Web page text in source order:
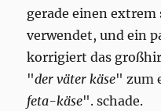
gerade einen
verwendet, und ein
korrigiert das
"der väter käse" zum
feta-käse". schade.